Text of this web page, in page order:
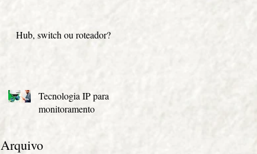
Hub, switch ou roteador?
Tecnologia IP para
monitoramento
Arquivo